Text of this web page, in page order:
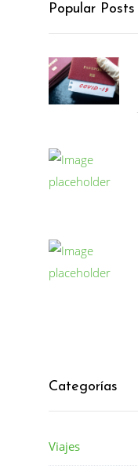
Popular Posts
Categorías
Viajes